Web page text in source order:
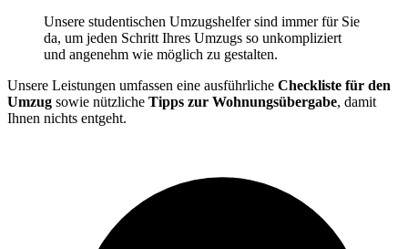
Unsere studentischen Umzugshelfer sind immer für Sie
da, um jeden Schritt Ihres Umzugs so unkompliziert
und angenehm wie möglich zu gestalten.
Unsere Leistungen umfassen eine ausführliche Checkliste für den
Umzug sowie nützliche Tipps zur Wohnungsübergabe, damit
Ihnen nichts entgeht.